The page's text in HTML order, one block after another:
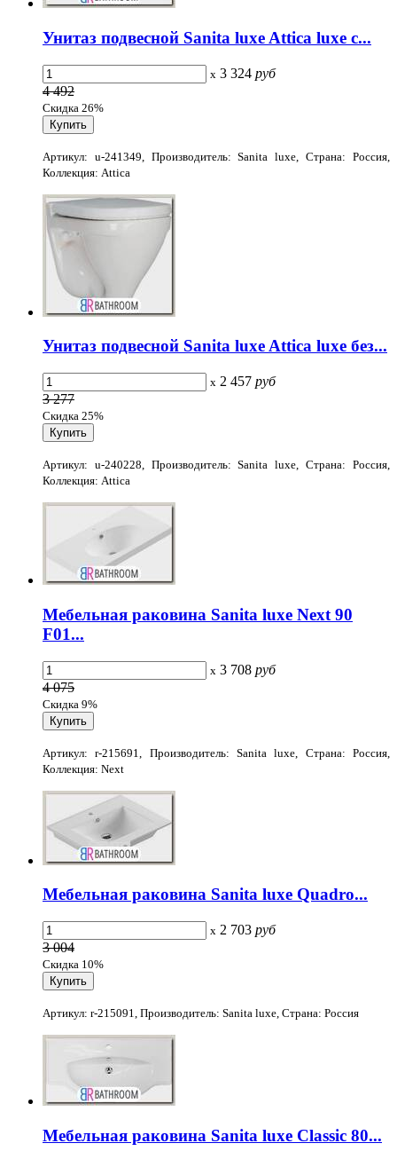
Унитаз подвесной Sanita luxe Attica luxe с...
x 3 324 руб
4 492
Скидка 26%
Артикул: u-241349, Производитель: Sanita luxe, Страна: Россия,
Коллекция: Attica
Унитаз подвесной Sanita luxe Attica luxe без...
x 2 457 руб
3 277
Скидка 25%
Артикул: u-240228, Производитель: Sanita luxe, Страна: Россия,
Коллекция: Attica
Мебельная раковина Sanita luxe Next 90
F01...
x 3 708 руб
4 075
Скидка 9%
Артикул: r-215691, Производитель: Sanita luxe, Страна: Россия,
Коллекция: Next
Мебельная раковина Sanita luxe Quadro...
x 2 703 руб
3 004
Скидка 10%
Артикул: r-215091, Производитель: Sanita luxe, Страна: Россия
Мебельная раковина Sanita luxe Classic 80...